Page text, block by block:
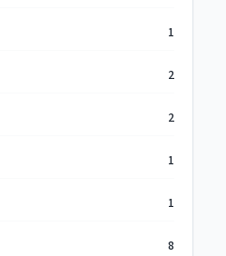
1
2
2
1
1
8